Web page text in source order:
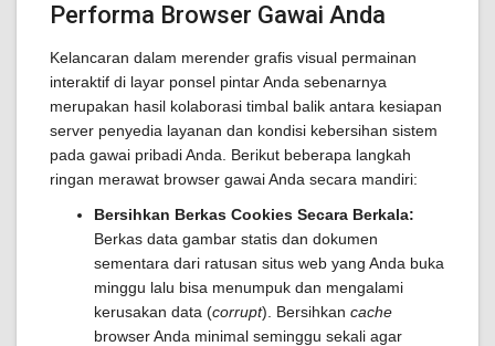
Performa Browser Gawai Anda
Kelancaran dalam merender grafis visual permainan
interaktif di layar ponsel pintar Anda sebenarnya
merupakan hasil kolaborasi timbal balik antara kesiapan
server penyedia layanan dan kondisi kebersihan sistem
pada gawai pribadi Anda. Berikut beberapa langkah
ringan merawat browser gawai Anda secara mandiri:
Bersihkan Berkas Cookies Secara Berkala:
Berkas data gambar statis dan dokumen
sementara dari ratusan situs web yang Anda buka
minggu lalu bisa menumpuk dan mengalami
kerusakan data (corrupt). Bersihkan cache
browser Anda minimal seminggu sekali agar